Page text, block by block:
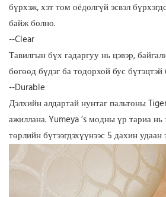
бүрхэж, хэт том оёдолгүй эсвэл
байж болно.
--Clear
Тавилгын бүх гадаргуу нь цэвэр,
бөгөөд бүдэг ба тодорхой бус бүтэцтэй
--Durable
Дэлхийн алдартай нунтаг пальтоны
ажиллана. Yumeya ’s модны үр тариа нь
төрлийн бүтээгдэхүүнээс 5 дахин удаан